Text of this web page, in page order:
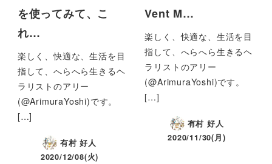
を使ってみて、こ
れ…
楽しく、快適な、生活を目
指して、へらへら生きるヘ
ラリストのアリー
(@ArimuraYoshi)です。
[…]
有村 好人
2020/12/08(火)
Vent M…
楽しく、快適な、生活を目
指して、へらへら生きるヘ
ラリストのアリー
(@ArimuraYoshi)です。
[…]
有村 好人
2020/11/30(月)